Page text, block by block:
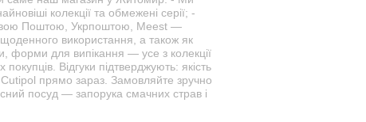
колекції та обмежені серії; -
Поштою, Укрпоштою, Meest —
використання, а також як
форми для випікання — усе з колекції
Відгуки підтверджують: якість
Cutipol прямо зараз. Замовляйте зручно
посуд — запорука смачних страв і